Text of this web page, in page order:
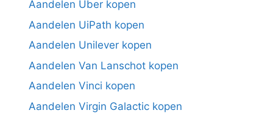
Aandelen Uber kopen
Aandelen UiPath kopen
Aandelen Unilever kopen
Aandelen Van Lanschot kopen
Aandelen Vinci kopen
Aandelen Virgin Galactic kopen